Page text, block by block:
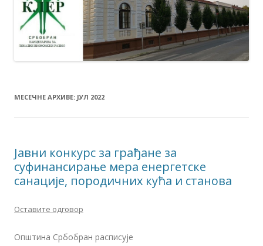
МЕСЕЧНЕ АРХИВЕ: ЈУЛ 2022
Јавни конкурс за грађане за
суфинансирање мера енергетске
санације, породичних кућа и станова
Оставите одговор
Општина Србобран расписује